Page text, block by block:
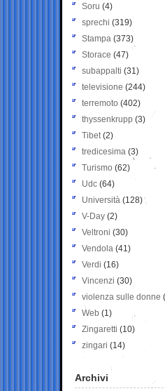
Soru (4)
sprechi (319)
Stampa (373)
Storace (47)
subappalti (31)
televisione(244)
terremoto (402)
thyssenkrupp (3)
Tibet(2)
tredicesima (3)
Turismo (62)
Udc (64)
Università (128)
V-Day (2)
Veltroni (30)
Vendola (41)
Verdi (16)
Vincenzi (30)
violenza sulle donne
Web (1)
Zingaretti (10)
zingari (14)
Archivi